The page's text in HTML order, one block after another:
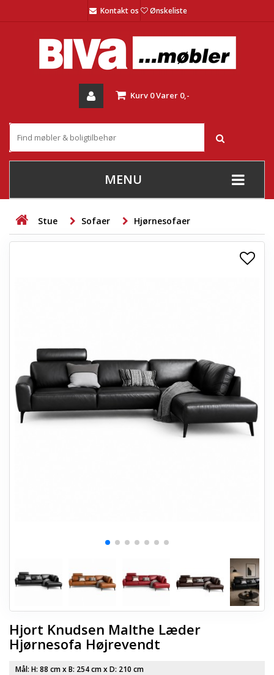
Kontakt os Ønskeliste
Kurv 0Varer 0,-
MENU
+
STUE
+
OPBEVARING
TÆPPER
+
LAMPER
+
HAVEMØBLER
Stue Sofaer Hjørnesofaer
Hjort Knudsen Malthe Læder
Hjørnesofa Højrevendt
Mål: H: 88 cmx B: 254 cmx D: 210 cm